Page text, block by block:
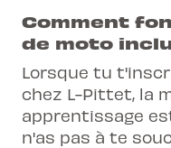
Comment
de moto
Lorsque tu
chez L-Pittet, la
apprentissage
n'as pas à te